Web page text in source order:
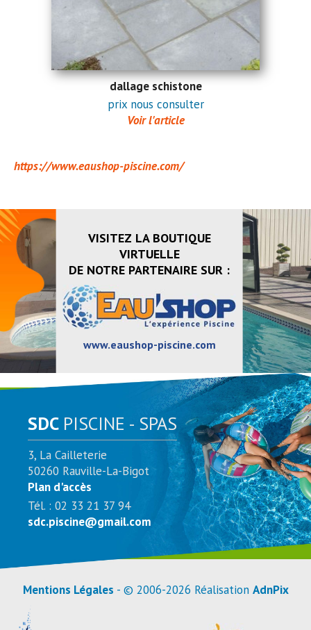
dallage schistone
prix nous consulter
Voir l'article
https://www.eaushop-piscine.com/
VISITEZ LA BOUTIQUE
VIRTUELLE
DE NOTRE PARTENAIRE SUR :
www.eaushop-piscine.com
SDC PISCINE - SPAS
3, La Cailleterie
50260 Rauville-La-Bigot
Plan d'accès
Tél. : 02 33 21 37 94
sdc.piscine@gmail.com
Mentions Légales - © 2006-2026 Réalisation AdnPix